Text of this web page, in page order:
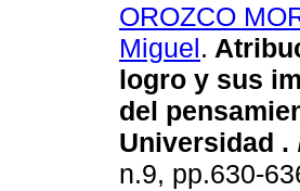
OROZCO
Miguel.
logro y sus
del
Universidad .
n.9, pp.630-